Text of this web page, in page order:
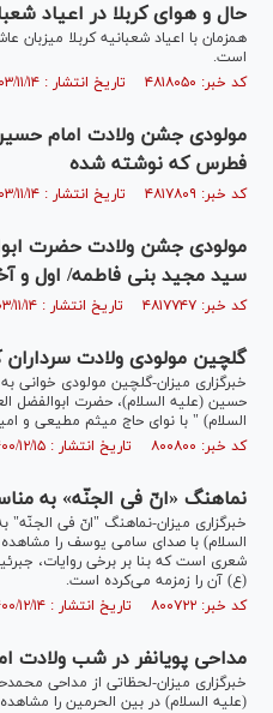
حال و هوای کربلا در اعیاد
همزمان با اعیاد شعبانیه کربلا میزبان
است.
کد خبر: ۴۸۱۸۰۵۰ تاریخ انتشار : ۱۴۰۳/۱۱/۱۴
مولودی جشن ولادت امام
فطرس که نوشته شده
کد خبر: ۴۸۱۷۸۰۹ تاریخ انتشار : ۱۴۰۳/۱۱/۱۴
مولودی جشن ولادت حضرت
سید مجید بنی فاطمه/ اول و
کد خبر: ۴۸۱۷۷۴۷ تاریخ انتشار : ۱۴۰۳/۱۱/۱۴
گلچین مولودی ولادت
خبرگزاری میزان-گلچین مولودی خوانی
حسین (علیه السلام)، حضرت ابوالفضل
السلام) " با نوای حاج میثم مطیعی و
کد خبر: ۸۰۰۸۰۰ تاریخ انتشار : ۱۴۰۰/۱۲/۱۵
نماهنگ «انّ فی الجنّه» به
خبرگزاری میزان-نماهنگ "انّ فی
السلام) با صدای سامی یوسف را
شعری است که بنا بر برخی روایات،
(ع) آن را زمزمه می‌کرده است.
کد خبر: ۸۰۰۷۲۲ تاریخ انتشار : ۱۴۰۰/۱۲/۱۴
مداحی پویانفر در شب ولادت
خبرگزاری میزان-لحظاتی از مداحی
(علیه السلام) در بین الحرمین را